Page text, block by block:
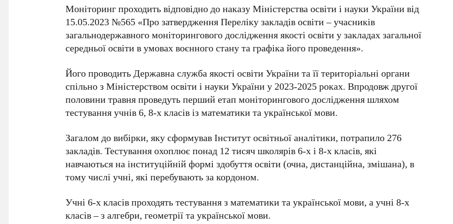
Моніторинг проходить відповідно до наказу Міністерства освіти і науки України від
15.05.2023 №565 «Про затвердження Переліку закладів освіти – учасників
загальнодержавного моніторингового дослідження якості освіти у закладах загальної
середньої освіти в умовах воєнного стану та графіка його проведення».
Його проводить Державна служба якості освіти України та її територіальні органи
спільно з Міністерством освіти і науки України у 2023-2025 роках. Впродовж другої
половини травня проведуть перший етап моніторингового дослідження шляхом
тестування учнів 6, 8-х класів із математики та української мови.
Загалом до вибірки, яку сформував Інститут освітньої аналітики, потрапило 276
закладів. Тестування охоплює понад 12 тисяч школярів 6-х і 8-х класів, які
навчаються на інституційній формі здобуття освіти (очна, дистанційна, змішана), в
тому числі учні, які перебувають за кордоном.
Учні 6-х класів проходять тестування з математики та української мови, а учні 8-х
класів – з алгебри, геометрії та української мови.